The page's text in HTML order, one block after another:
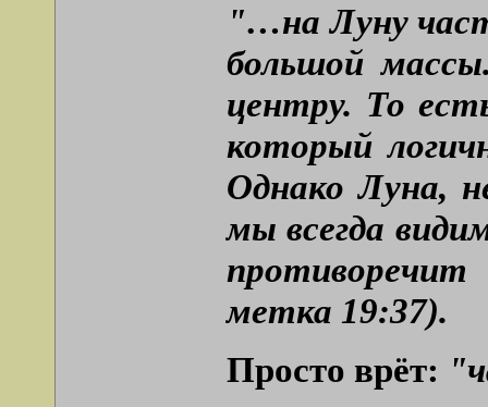
"…на Луну
большой
центру. То
который
Однако Луна,
мы всегда
метка 19:37).
Просто врёт: